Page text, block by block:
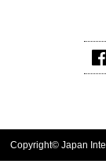
Copyright© Japan